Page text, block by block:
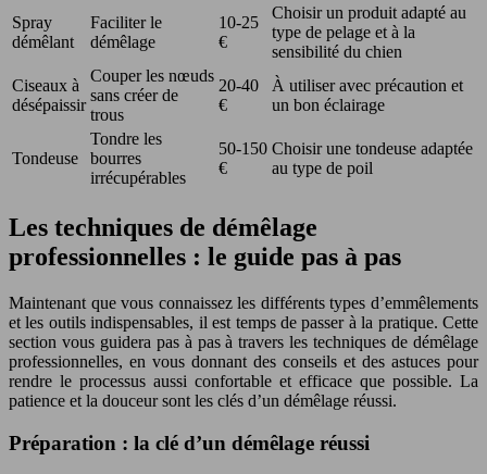
Spray
démêlant
Faciliter le
démêlage
10-25
€
Choisir un produit adapté au
type de pelage et à la
sensibilité du chien
Ciseaux à
désépaissir
Couper les nœuds
sans créer de
trous
20-40
€
À utiliser avec précaution et
un bon éclairage
Tondeuse
Tondre les
bourres
irrécupérables
50-150
€
Choisir une tondeuse adaptée
au type de poil
Les techniques de démêlage
professionnelles : le guide pas à pas
Maintenant que vous connaissez les différents types d’emmêlements
et les outils indispensables, il est temps de passer à la pratique. Cette
section vous guidera pas à pas à travers les techniques de démêlage
professionnelles, en vous donnant des conseils et des astuces pour
rendre le processus aussi confortable et efficace que possible. La
patience et la douceur sont les clés d’un démêlage réussi.
Préparation : la clé d’un démêlage réussi